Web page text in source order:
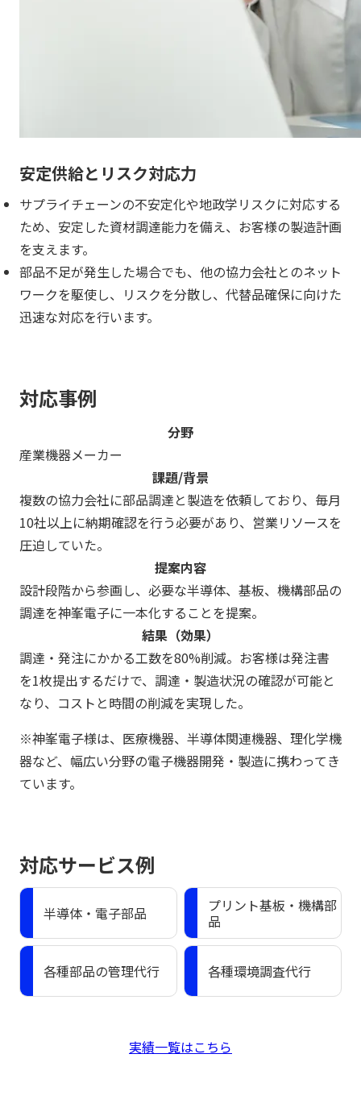
安定供給とリスク対応力
サプライチェーンの不安定化や地政学リスクに対応する
ため、安定した資材調達能力を備え、お客様の製造計画
を支えます。
部品不足が発生した場合でも、他の協力会社とのネット
ワークを駆使し、リスクを分散し、代替品確保に向けた
迅速な対応を行います。
対応事例
分野
産業機器メーカー
課題/背景
複数の協力会社に部品調達と製造を依頼しており、毎月
10社以上に納期確認を行う必要があり、営業リソースを
圧迫していた。
提案内容
設計段階から参画し、必要な半導体、基板、機構部品の
調達を神峯電子に一本化することを提案。
結果（効果）
調達・発注にかかる工数を80%削減。お客様は発注書
を1枚提出するだけで、調達・製造状況の確認が可能と
なり、コストと時間の削減を実現した。
※神峯電子様は、医療機器、半導体関連機器、理化学機
器など、幅広い分野の電子機器開発・製造に携わってき
ています。
対応サービス例
半導体・電子部品
プリント基板・機構部
品
各種部品の管理代行 各種環境調査代行
実績一覧はこちら